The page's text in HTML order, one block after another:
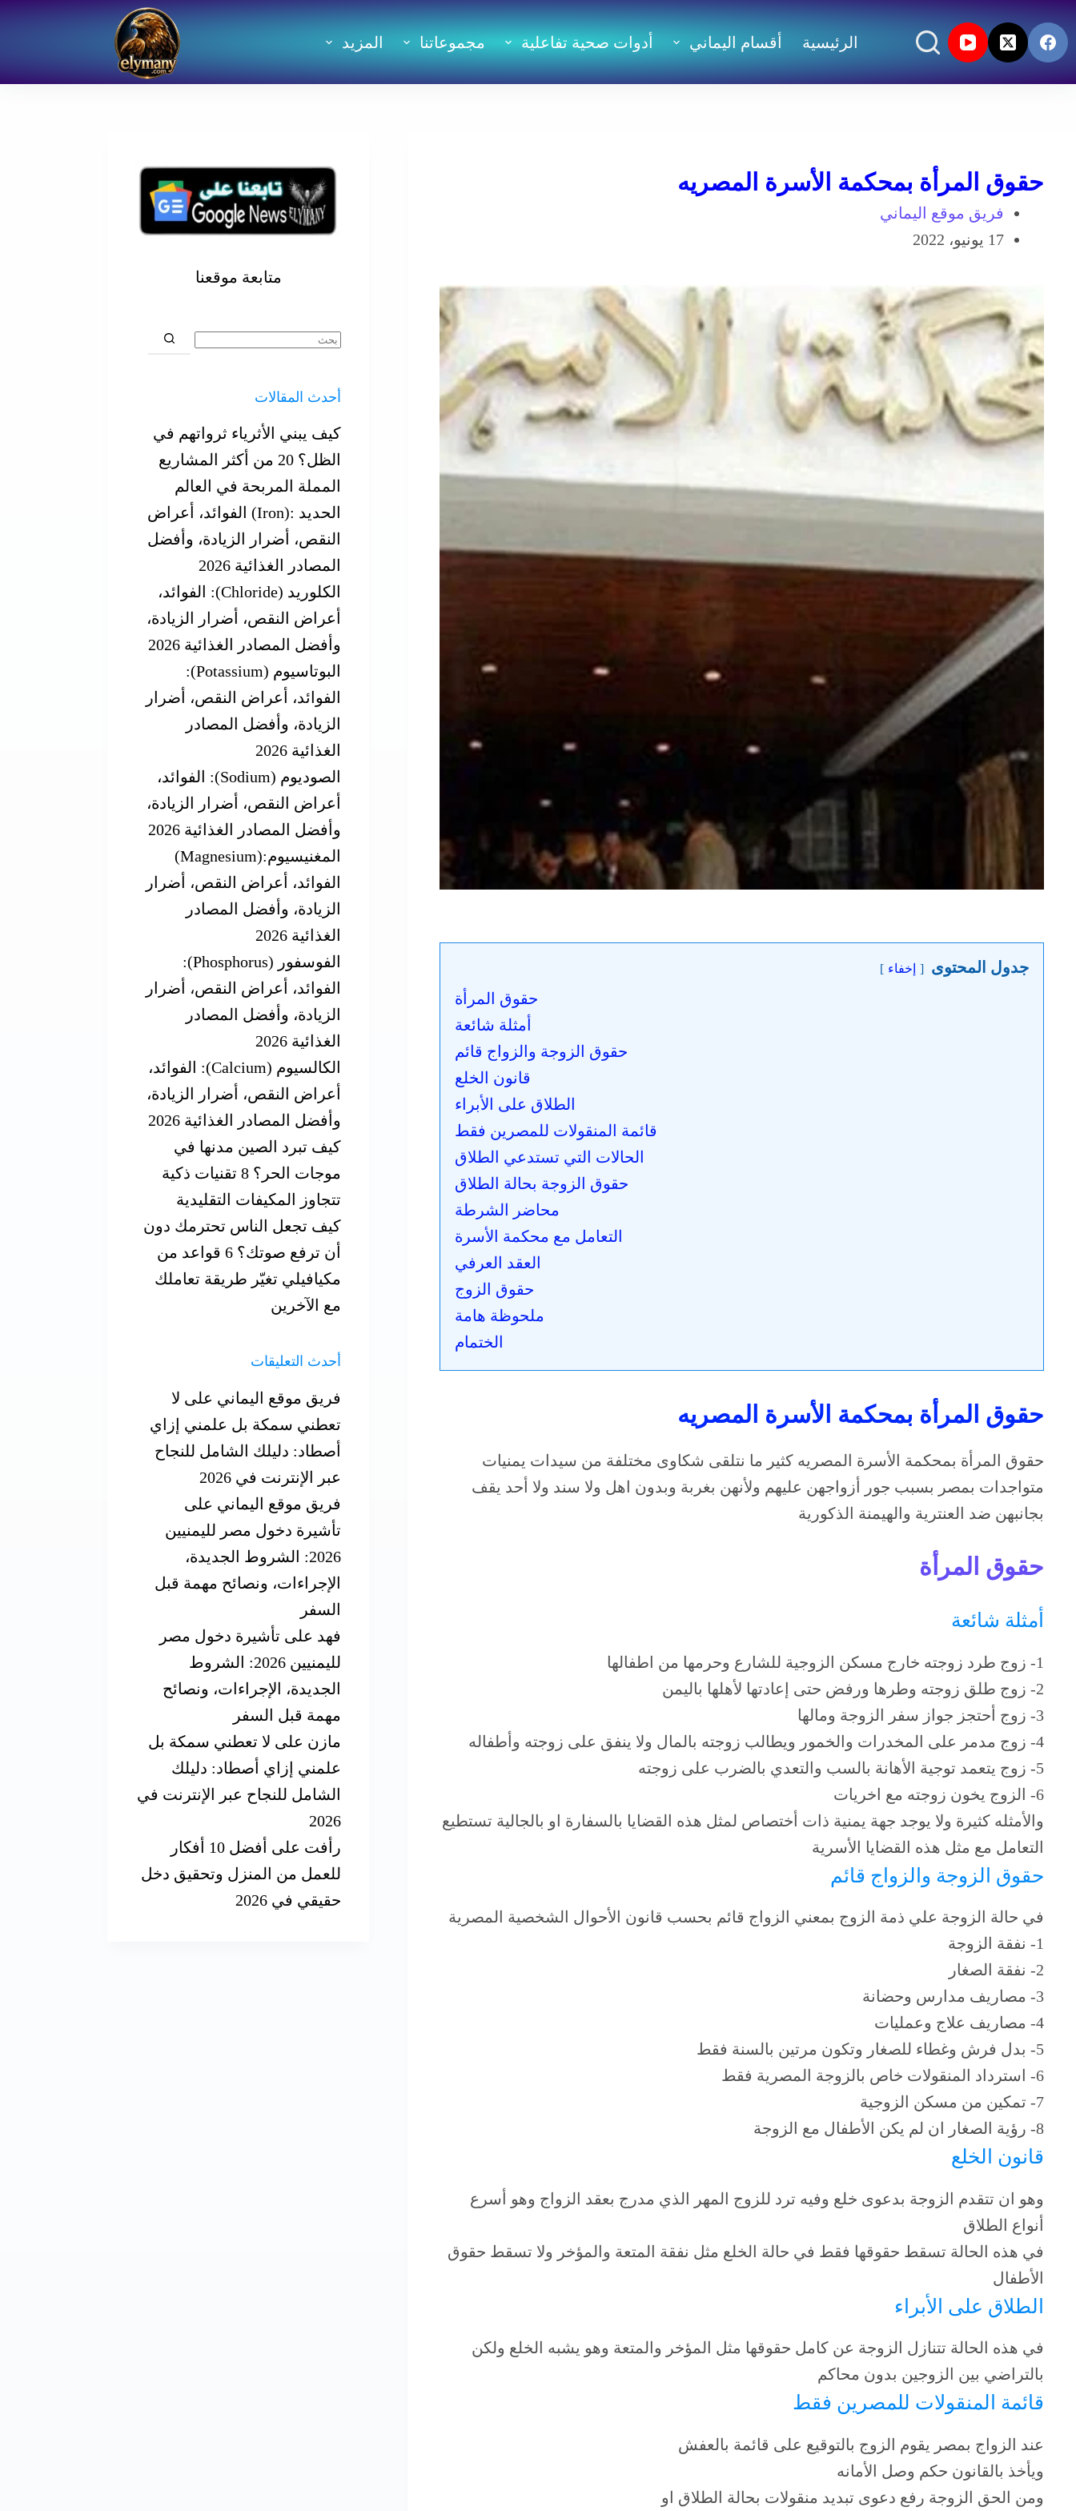
الرئيسية أقسام اليماني أدوات صحية تفاعلية مجموعاتنا المزيد
حقوق المرأة بمحكمة الأسرة المصريه
فريق موقع اليماني
17 يونيو، 2022
جدول المحتوى إخفاء
حقوق المرأة
أمثلة شائعة
حقوق الزوجة والزواج قائم
قانون الخلع
الطلاق على الأبراء
قائمة المنقولات للمصرين فقط
الحالات التي تستدعي الطلاق
حقوق الزوجة بحالة الطلاق
محاضر الشرطة
التعامل مع محكمة الأسرة
العقد العرفي
حقوق الزوج
ملحوظة هامة
الختمام
حقوق المرأة بمحكمة الأسرة المصريه
حقوق المرأة بمحكمة الأسرة المصريه كثير ما نتلقى شكاوى مختلفة من سيدات يمنيات
متواجدات بمصر بسبب جور أزواجهن عليهم ولأنهن بغربة وبدون اهل ولا سند ولا أحد يقف
بجانبهن ضد العنترية والهيمنة الذكورية
حقوق المرأة
أمثلة شائعة
1- زوج طرد زوجته خارج مسكن الزوجية للشارع وحرمها من اطفالها
2- زوج طلق زوجته وطرها ورفض حتى إعادتها لأهلها باليمن
3- زوج أحتجز جواز سفر الزوجة ومالها
4- زوج مدمر على المخدرات والخمور ويطالب زوجته بالمال ولا ينفق على زوجته وأطفاله
5- زوج يتعمد توجية الأهانة بالسب والتعدي بالضرب على زوجته
6- الزوج يخون زوجته مع اخريات
والأمثله كثيرة ولا يوجد جهة يمنية ذات أختصاص لمثل هذه القضايا بالسفارة او بالجالية تستطيع
التعامل مع مثل هذه القضايا الأسرية
حقوق الزوجة والزواج قائم
في حالة الزوجة علي ذمة الزوج بمعني الزواج قائم بحسب قانون الأحوال الشخصية المصرية
1- نفقة الزوجة
2- نفقة الصغار
3- مصاريف مدارس وحضانة
4- مصاريف علاج وعمليات
5- بدل فرش وغطاء للصغار وتكون مرتين بالسنة فقط
6- استرداد المنقولات خاص بالزوجة المصرية فقط
7- تمكين من مسكن الزوجية
8- رؤية الصغار ان لم يكن الأطفال مع الزوجة
قانون الخلع
وهو ان تتقدم الزوجة بدعوى خلع وفيه ترد للزوج المهر الذي مدرج بعقد الزواج وهو أسرع
أنواع الطلاق
في هذه الحالة تسقط حقوقها فقط في حالة الخلع مثل نفقة المتعة والمؤخر ولا تسقط حقوق
الأطفال
الطلاق على الأبراء
في هذه الحالة تتنازل الزوجة عن كامل حقوقها مثل المؤخر والمتعة وهو يشبه الخلع ولكن
بالتراضي بين الزوجين بدون محاكم
قائمة المنقولات للمصرين فقط
عند الزواج بمصر يقوم الزوج بالتوقيع على قائمة بالعفش
ويأخذ بالقانون حكم وصل الأمانه
ومن الحق الزوجة رفع دعوى تبديد منقولات بحالة الطلاق او
متابعة موقعنا
أحدث المقالات
كيف يبني الأثرياء ثرواتهم في
الظل؟ 20 من أكثر المشاريع
المملة المربحة في العالم
الحديد‎ (Iron): ‎الفوائد، أعراض
النقص، أضرار الزيادة، وأفضل
المصادر الغذائية 2026
الكلوريد (Chloride): الفوائد،
أعراض النقص، أضرار الزيادة،
وأفضل المصادر الغذائية 2026
البوتاسيوم (Potassium):
الفوائد، أعراض النقص، أضرار
الزيادة، وأفضل المصادر
الغذائية 2026
الصوديوم (Sodium): الفوائد،
أعراض النقص، أضرار الزيادة،
وأفضل المصادر الغذائية 2026
المغنيسيوم‎ (Magnesium):
‎الفوائد، أعراض النقص، أضرار
الزيادة، وأفضل المصادر
الغذائية 2026
الفوسفور (Phosphorus):
الفوائد، أعراض النقص، أضرار
الزيادة، وأفضل المصادر
الغذائية 2026
الكالسيوم (Calcium): الفوائد،
أعراض النقص، أضرار الزيادة،
وأفضل المصادر الغذائية 2026
كيف تبرد الصين مدنها في
موجات الحر؟ 8 تقنيات ذكية
تتجاوز المكيفات التقليدية
كيف تجعل الناس تحترمك دون
أن ترفع صوتك؟ 6 قواعد من
مكيافيلي تغيّر ‏طريقة تعاملك
مع الآخرين
أحدث التعليقات
فريق موقع اليماني على لا
تعطني سمكة بل علمني إزاي
أصطاد: دليلك الشامل للنجاح
عبر الإنترنت في 2026
فريق موقع اليماني على
تأشيرة دخول مصر لليمنيين
2026: الشروط الجديدة،
الإجراءات، ونصائح مهمة قبل
السفر
فهد على تأشيرة دخول مصر
لليمنيين 2026: الشروط
الجديدة، الإجراءات، ونصائح
مهمة قبل السفر
مازن على لا تعطني سمكة بل
علمني إزاي أصطاد: دليلك
الشامل للنجاح عبر الإنترنت في
2026
رأفت على
أفضل 10 أفكار
للعمل من المنزل وتحقيق دخل
حقيقي في 2026